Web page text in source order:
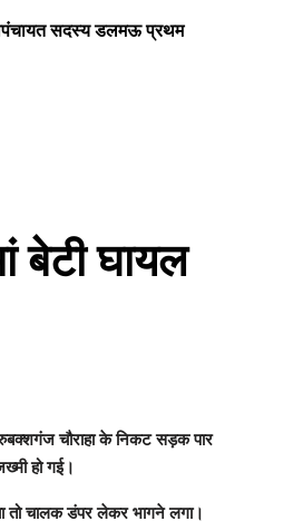
सदस्य डलमऊ प्रथम
बेटी घायल
चौराहा के निकट सड़क पार
हो गई।
तो चालक डंपर लेकर भागने लगा।